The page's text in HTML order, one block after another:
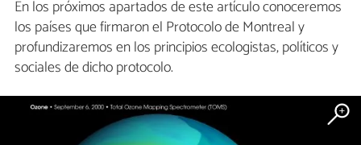
En los próximos apartados de este artículo conoceremos
los países que firmaron el Protocolo de Montreal y
profundizaremos en los principios ecologistas, políticos y
sociales de dicho protocolo.